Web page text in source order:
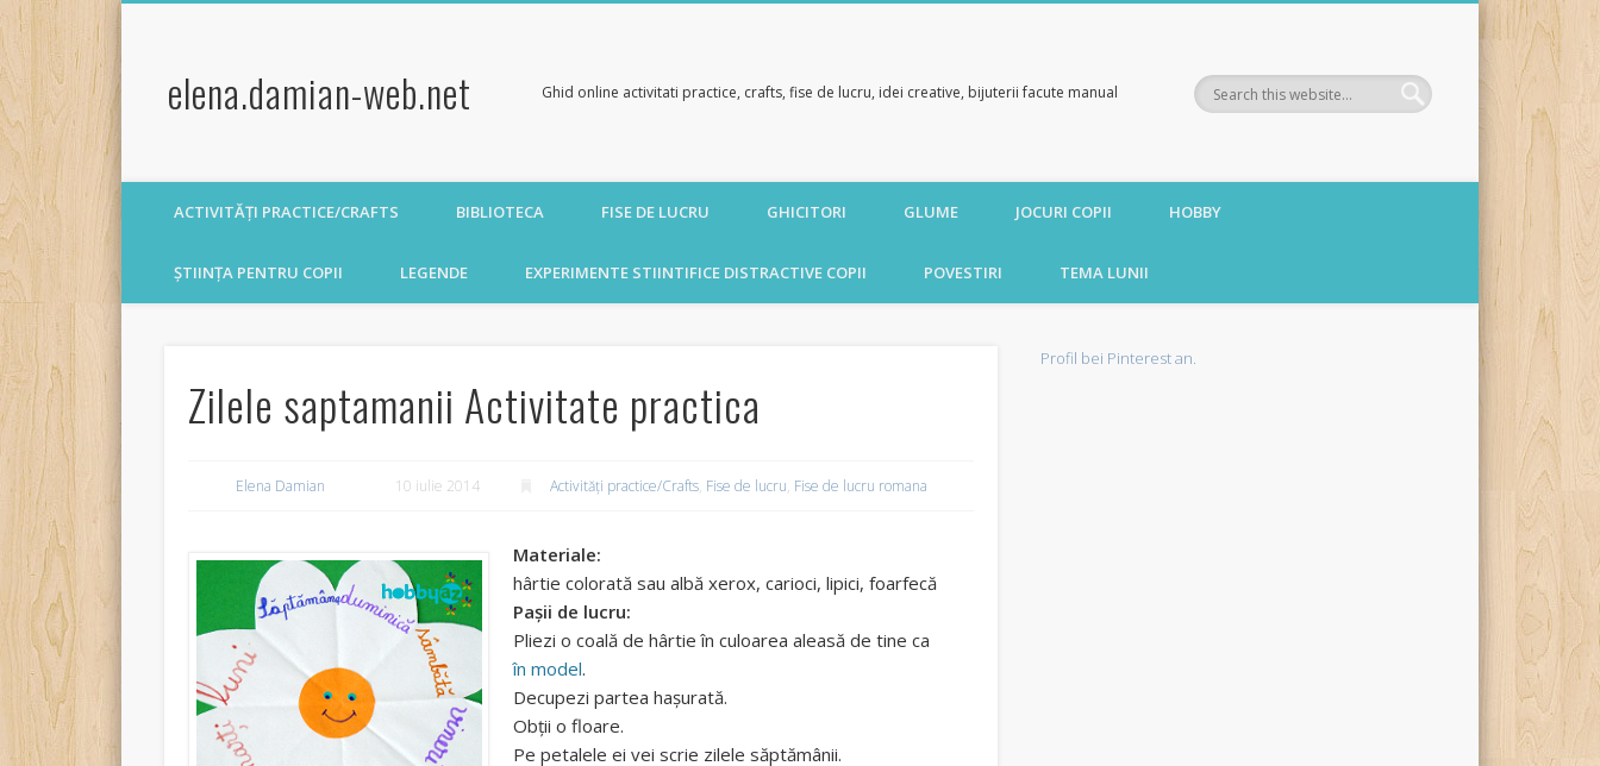
elena.damian-web.net Ghid online activitati practice, crafts, fise de lucru, idei creative, bijuterii facute manual
ACTIVITĂȚI PRACTICE/CRAFTS BIBLIOTECA FISE DE LUCRU GHICITORI GLUME JOCURI COPII HOBBY
ȘTIINȚA PENTRU COPII LEGENDE EXPERIMENTE STIINTIFICE DISTRACTIVE COPII POVESTIRI TEMA LUNII
Zilele saptamanii Activitate practica
Elena Damian 10 iulie 2014 Activități practice/Crafts, Fise de lucru, Fise de lucru romana
Materiale:
hârtie colorată sau albă xerox, carioci, lipici, foarfecă
Pașii de lucru:
Pliezi o coală de hârtie în culoarea aleasă de tine ca
în model.
Decupezi partea hașurată.
Obții o floare.
Pe petalele ei vei scrie zilele săptămânii.
Profil bei Pinterest an.